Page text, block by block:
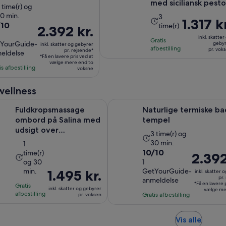
time(r) og
min.
afbestilling
Prisen
er
2.392 kr.
pr.
2.392 kr.
inkl. skatter og gebyrer
pr. rejsende*
*Få en lavere pris ved at
vælge mere end to
voksne
med siciliansk pesto
Oplevelsens
varighed
er
3
3
time(r)
Gratis
afbestilling
Prisen
er
1.317 kr.
1.317
inkl. skatter
pr.
Fuldkropsmassage
ombord på Salina med
udsigt over
Egadiøerne
Oplevelsens
varighed
er
1
time
og
1
time(r)
og 30
min.
Gratis
afbestilling
Prisen
er
1.495 kr.
1.495 kr.
inkl. skatter og gebyrer
pr. voksen
Naturlige termiske
tempel
Oplevelsens
varighed
er
timer
30
3 time(r) og
30 min.
10.0
ud
af
10
med
anmeldelse
10/10
1
GetYourGuide-
anmeldelse
Gratis afbestilling
Prisen
er
2.392 kr.
pr.
inkl. skatter
pr.
*Få en lavere
vælge
Vis alleÅbner